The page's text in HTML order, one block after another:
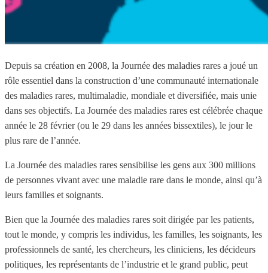
Depuis sa création en 2008, la Journée des maladies rares a joué un
rôle essentiel dans la construction d’une communauté internationale
des maladies rares, multimaladie, mondiale et diversifiée, mais unie
dans ses objectifs. La Journée des maladies rares est célébrée chaque
année le 28 février (ou le 29 dans les années bissextiles), le jour le
plus rare de l’année.
La Journée des maladies rares sensibilise les gens aux 300 millions
de personnes vivant avec une maladie rare dans le monde, ainsi qu’à
leurs familles et soignants.
Bien que la Journée des maladies rares soit dirigée par les patients,
tout le monde, y compris les individus, les familles, les soignants, les
professionnels de santé, les chercheurs, les cliniciens, les décideurs
politiques, les représentants de l’industrie et le grand public, peut